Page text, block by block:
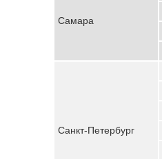
Самара
Санкт-Петербург